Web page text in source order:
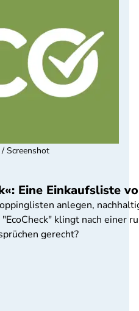
Eine Einkaufsliste
anlegen,
klingt nach einer
gerecht?
Screenshot